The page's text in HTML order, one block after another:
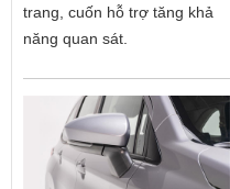
trang, cuốn hỗ trợ tăng khả
năng quan sát.